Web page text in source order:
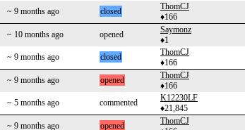
~ 9 months ago closed
ThomCJ
♦166
~ 10 months ago opened
Saymonz
♦1
~ 9 months ago closed
ThomCJ
♦166
~ 9 months ago opened
ThomCJ
♦166
~ 5 months ago commented
K12230LF
♦21,845
~ 9 months ago opened
ThomCJ